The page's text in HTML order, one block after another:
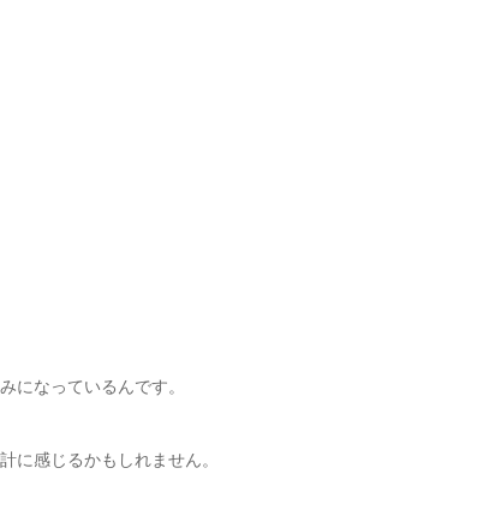
になっているんです。
に感じるかもしれません。